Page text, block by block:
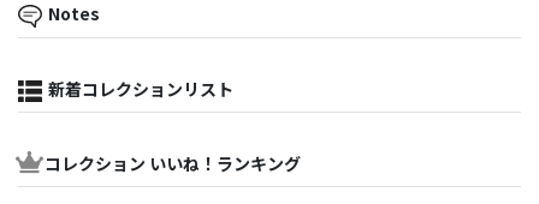
Notes
新着コレクションリスト
コレクション いいね！ランキング